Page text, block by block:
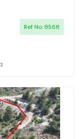
Ref No: 8568
2
Επόμενο